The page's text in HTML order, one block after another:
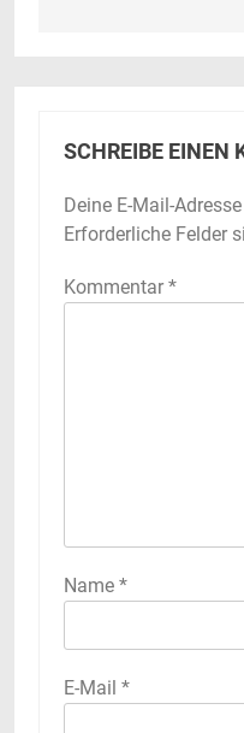
SCHREIBE EINEN
Deine E-Mail-
Erforderliche Felder
Kommentar *
Name *
E-Mail *